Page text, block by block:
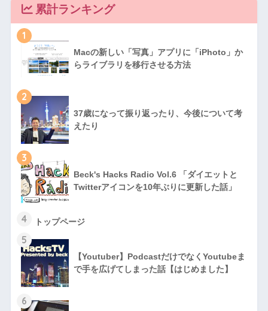
累計ランキング
1
Macの新しい「写真」アプリに「iPhoto」か
らライブラリを移行させる方法
2
37歳になって振り返ったり、今後について考
えたり
3
Beck's Hacks Radio Vol.6 「ダイエットと
Twitterアイコンを10年ぶりに更新した話」
4 トップページ
5
【Youtuber】PodcastだけでなくYoutubeま
で手を広げてしまった話【はじめました】
6